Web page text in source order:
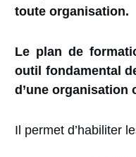
toute organisation.
Le plan de
outil fondamental
d’une organisation
Il permet d’habiliter